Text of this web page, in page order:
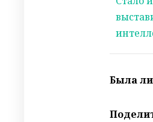
Была ли